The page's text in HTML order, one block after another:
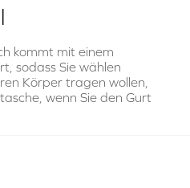
kommt mit einem
sodass Sie wählen
Körper tragen wollen,
wenn Sie den Gurt